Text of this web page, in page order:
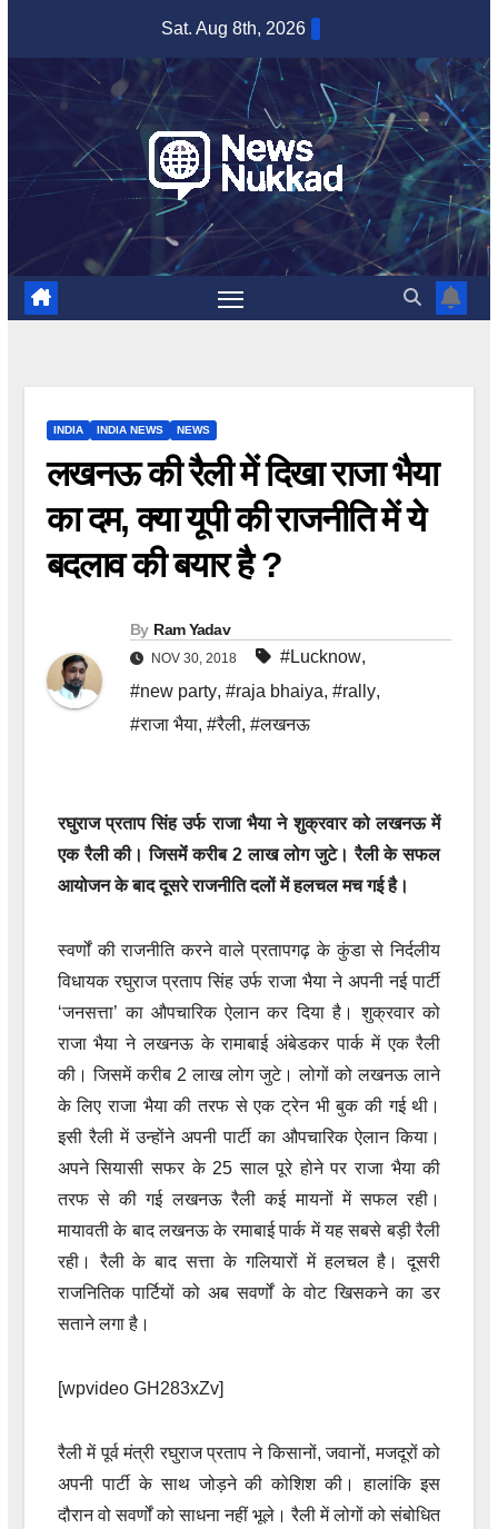
content
Sat. Aug 8th, 2026
INDIA INDIA NEWS NEWS
लखनऊ की रैली में दिखा राजा भैया
का दम, क्या यूपी की राजनीति में ये
बदलाव की बयार है ?
By Ram Yadav
NOV 30, 2018 #Lucknow,
#new party, #raja bhaiya, #rally,
#राजा भैया, #रैली, #लखनऊ
रघुराज प्रताप सिंह उर्फ राजा भैया ने शुक्रवार को लखनऊ में
एक रैली की। जिसमेंं करीब 2 लाख लोग जुटे। रैली के सफल
आयोजन के बाद दूसरे राजनीति दलों में हलचल मच गई है।
स्वर्णों की राजनीति करने वाले प्रतापगढ़ के कुंडा से निर्दलीय
विधायक रघुराज प्रताप सिंह उर्फ राजा भैया ने अपनी नई पार्टी
‘जनसत्ता’ का औपचारिक ऐलान कर दिया है। शुक्रवार को
राजा भैया ने लखनऊ के रामाबाई अंबेडकर पार्क में एक रैली
की। जिसमें करीब 2 लाख लोग जुटे। लोगों को लखनऊ लाने
के लिए राजा भैया की तरफ से एक ट्रेन भी बुक की गई थी।
इसी रैली में उन्होंने अपनी पार्टी का औपचारिक ऐलान किया।
अपने सियासी सफर के 25 साल पूरे होने पर राजा भैया की
तरफ से की गई लखनऊ रैली कई मायनों में सफल रही।
मायावती के बाद लखनऊ के रमाबाई पार्क में यह सबसे बड़ी रैली
रही। रैली के बाद सत्ता के गलियारों में हलचल है। दूसरी
राजनितिक पार्टियों को अब सवर्णों के वोट खिसकने का डर
सताने लगा है।
[wpvideo GH283xZv]
रैली में पूर्व मंत्री रघुराज प्रताप ने किसानों, जवानों, मजदूरों को
अपनी पार्टी के साथ जोड़ने की कोशिश की। हालांकि इस
दौरान वो सवर्णों को साधना नहीं भूले। रैली में लोगों को संबोधित